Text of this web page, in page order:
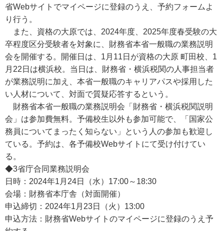
省Webサイトでマイページに登録のうえ、予約フォームよ
り行う。
また、資格の大原では、2024年度、2025年度春受験の大
卒程度区分受験者を対象に、財務省本省一般職の業務説明
会を開催する。開催日は、1月11日が資格の大原 町田校、1
月22日は横浜校。当日は、財務省・横浜税関の人事担当者
が業務説明に加え、本省一般職のキャリアパスや採用した
い人材について、対面で質疑応答するという。
財務省本省一般職の業務説明会「財務省・横浜税関説明
会」は参加費無料。予備校生以外も参加可能で、「国家公
務員についてまったく知らない」という人の参加も歓迎し
ている。予約は、各予備校Webサイトにて受け付けてい
る。
◆3省庁合同業務説明会
日時：2024年1月24日（水）17:00～18:30
会場：財務省本庁舎（対面開催）
申込締切：2024年1月23日（火）13:00
申込方法：財務省Webサイトのマイページに登録のうえ予